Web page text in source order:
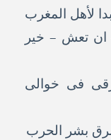
لأهل المغرب
ان تعش – خير
فى خوالى
بشر الحرب